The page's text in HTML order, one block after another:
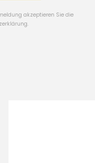
akzeptieren Sie die
.